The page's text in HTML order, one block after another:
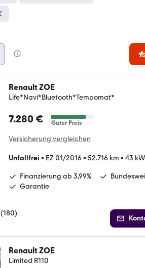
Renault ZOE
Life*Navi*Bluetooth*Tempomat*
7.280 € Guter Preis
Versicherung vergleichen
Unfallfrei • EZ 01/2016• 52.716 km • 43
Finanzierung ab 3,99%
Garantie
(180)
Renault ZOE
Limited R110